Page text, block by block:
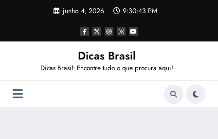
junho 4, 2026 9:30:43 PM
Dicas Brasil
Dicas Brasil: Encontre tudo o que procura aqui!